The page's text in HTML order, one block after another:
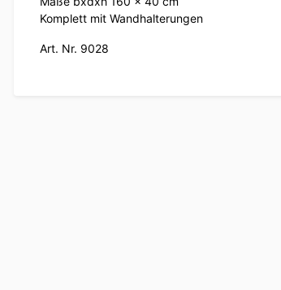
Komplett mit Wandhalterungen
Art. Nr. 9028